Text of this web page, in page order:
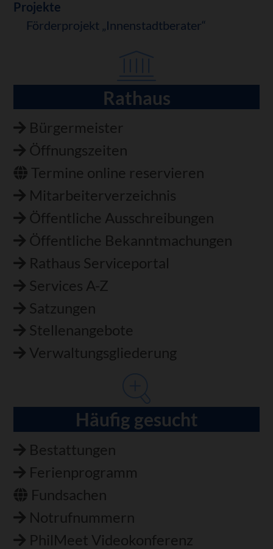
Projekte
Förderprojekt „Innenstadtberater“
Rathaus
Bürgermeister
Öffnungszeiten
Termine online reservieren
Mitarbeiterverzeichnis
Öffentliche Ausschreibungen
Öffentliche Bekanntmachungen
Rathaus Serviceportal
Services A-Z
Satzungen
Stellenangebote
Verwaltungsgliederung
Häufig gesucht
Bestattungen
Ferienprogramm
Fundsachen
Notrufnummern
PhilMeet Videokonferenz